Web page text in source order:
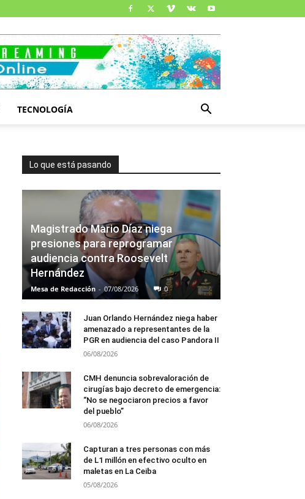
TECNOLOGÍA
Lo que está pasando
Magistrado Mario Díaz niega
presiones para reprogramar
audiencia contra Roosevelt
Hernández
Mesa de Redacción - 07/08/2026 0
Juan Orlando Hernández niega haber
amenazado a representantes de la
PGR en audiencia del caso Pandora II
06/08/2026
CMH denuncia sobrevaloración de
cirugías bajo decreto de emergencia:
“No se negociaron precios a favor
del pueblo”
06/08/2026
Capturan a tres personas con más
de L1 millón en efectivo oculto en
maletas en La Ceiba
05/08/2026